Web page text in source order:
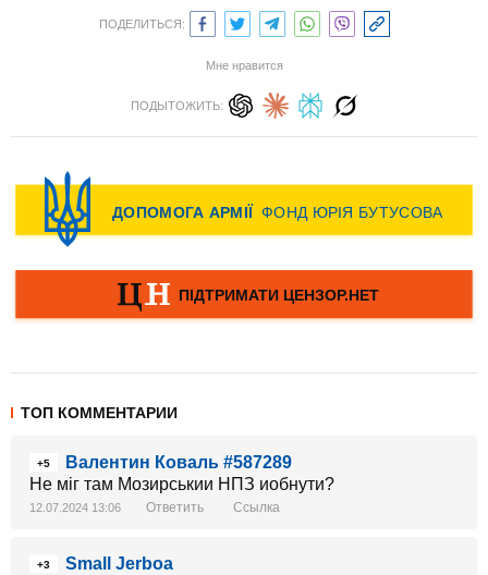
ПОДЕЛИТЬСЯ:
Мне нравится
ПОДЫТОЖИТЬ:
ТОП КОММЕНТАРИИ
+5
Валентин Коваль #587289
Не міг там Мозирськии НПЗ иобнути?
12.07.2024 13:06 Ответить Ссылка
+3
Small Jerboa